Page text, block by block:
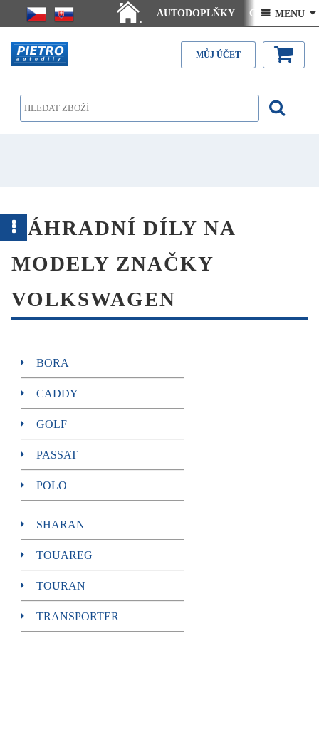
.
AUTODOPLŇKY Ceny doručení
Články - návody Kontakt
 MENU 
MŮJ ÚČET
NÁHRADNÍ DÍLY NA
MODELY ZNAČKY
VOLKSWAGEN
BORA
CADDY
GOLF
PASSAT
POLO
SHARAN
TOUAREG
TOURAN
TRANSPORTER